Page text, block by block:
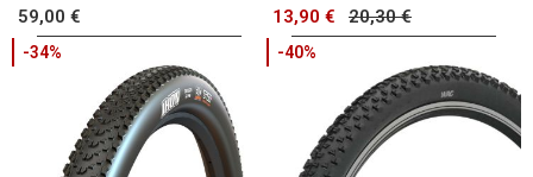
59,00 € 13,90 € 20,30 €
-34% -40%